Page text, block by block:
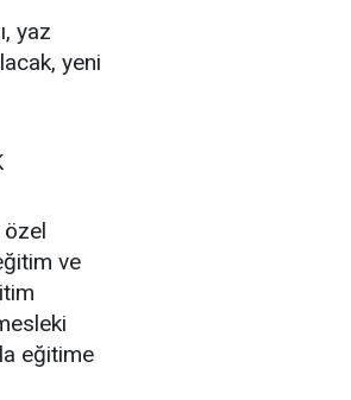
yaz
yeni
özel
ve
eğitime